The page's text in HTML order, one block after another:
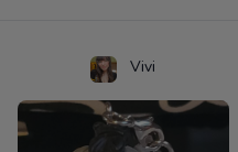
Vivi